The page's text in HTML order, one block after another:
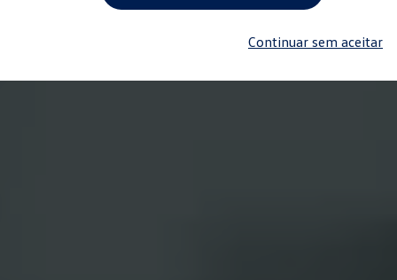
Continuar sem aceitar